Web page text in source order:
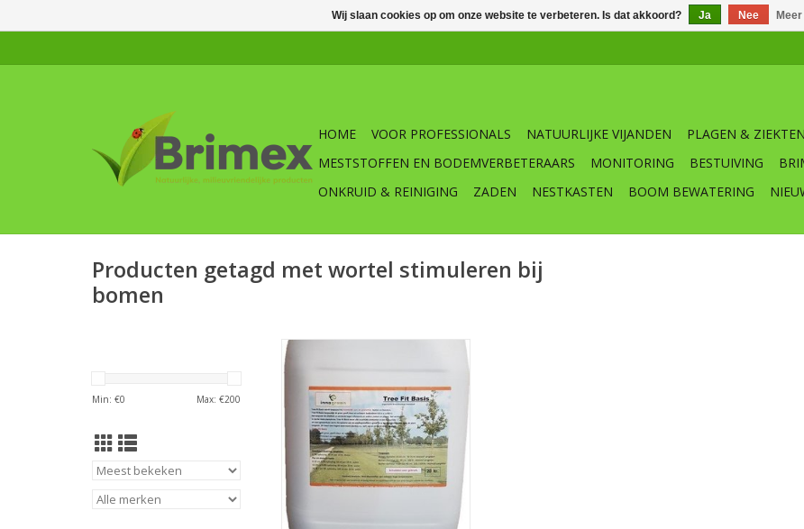
HOME VOOR PROFESSIONALS NATUURLIJKE VIJANDEN PLAGEN & ZIEKTEN
MESTSTOFFEN EN BODEMVERBETERAARS
MONITORING BESTUIVING
ONKRUID & REINIGING
ZADEN NESTKASTEN BOOM BEWATERING
Producten getagd met wortel stimuleren bij
bomen
Min: €0 Max: €200
Voor een ideale start of boost bij
bomen die groeien in een slechte
standplaats. Tree Fit wordt ook
veel toegepast bij nazorg na
boomaanplant projecten.
TOEVOEGEN AAN WINKELWAGEN
Wij slaan cookies op om onze website te verbeteren. Is dat akkoord? Ja Nee